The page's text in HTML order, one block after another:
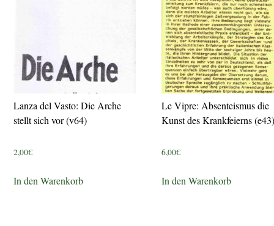
Lanza del Vasto: Die Arche
stellt sich vor (v64)
2,00€
In den Warenkorb
Le Vipre: Absenteismus die
Kunst des Krankfeierns (e43)
6,00€
In den Warenkorb